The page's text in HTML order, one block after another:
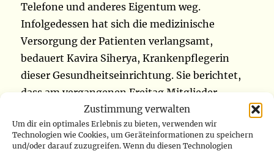
Zustimmung verwalten
Um dir ein optimales Erlebnis zu bieten, verwenden wir
Technologien wie Cookies, um Geräteinformationen zu speichern
und/oder darauf zuzugreifen. Wenn du diesen Technologien
Telefone und anderes Eigentum weg.
Infolgedessen hat sich die medizinische
Versorgung der Patienten verlangsamt,
bedauert Kavira Siherya, Krankenpflegerin
dieser Gesundheitseinrichtung. Sie berichtet,
dass am vergangenen Freitag Mitglieder
derselben Gruppe, die vorgaben, krank zu sein,
dasselbe Zentrum besucht haben. Als sie
gingen, verwüsteten sie eine